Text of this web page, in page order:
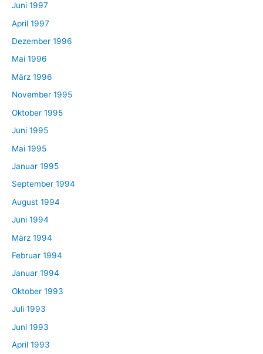
Juni 1997
April 1997
Dezember 1996
Mai 1996
März 1996
November 1995
Oktober 1995
Juni 1995
Mai 1995
Januar 1995
September 1994
August 1994
Juni 1994
März 1994
Februar 1994
Januar 1994
Oktober 1993
Juli 1993
Juni 1993
April 1993